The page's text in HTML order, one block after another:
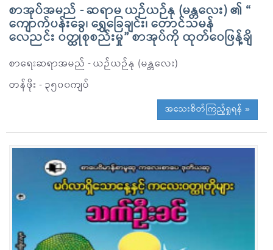
စာအုပ်အမည် - ဆရာမ ယဉ်ယဉ်နု (မန္တလေး) ၏ “
ကျောက်ပန်းခွေ၊ ရွှေခြေချင်း၊ တောင်သမန်
လေညင်း ဝတ္ထုစုစည်းမှု” စာအုပ်ကို ထုတ်ဝေဖြန့်ချိ
စာရေးဆရာအမည် - ယဉ်ယဉ်နု (မန္တလေး)
တန်ဖိုး - ၃၅၀၀ကျပ်
အသေးစိတ်ကြည့်ရှုရန် »